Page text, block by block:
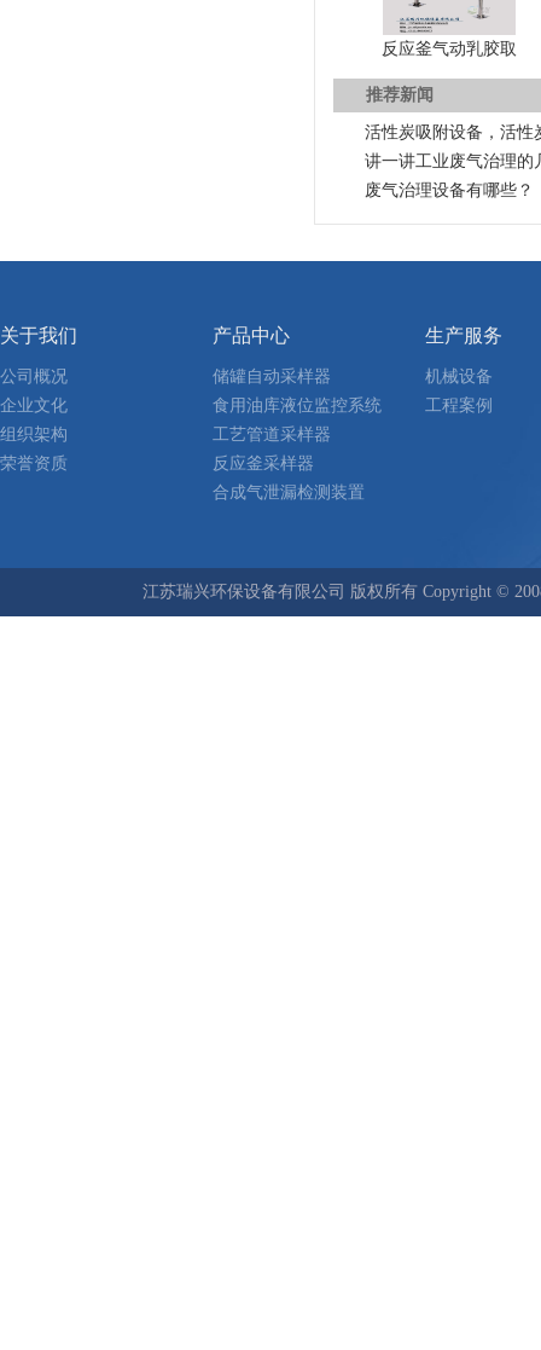
反应釜气动乳胶取
推荐新闻
活性炭吸附设备，活性
讲一讲工业废气治理的
废气治理设备有哪些？
关于我们
公司概况
企业文化
组织架构
荣誉资质
产品中心
储罐自动采样器
食用油库液位监控系统
工艺管道采样器
反应釜采样器
合成气泄漏检测装置
生产服务
机械设备
工程案例
江苏瑞兴环保设备有限公司 版权所有 Copyright ©